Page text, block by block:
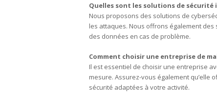
Quelles sont les solutions de sécurité
Nous proposons des solutions de
les attaques. Nous offrons également
des données en cas de problème.
Comment choisir une entreprise de
Il est essentiel de choisir une entreprise
mesure. Assurez-vous également qu’elle
sécurité adaptées à votre activité.